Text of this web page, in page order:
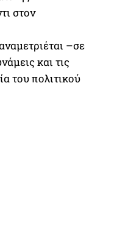
στον
–σε
και τις
του πολιτικού